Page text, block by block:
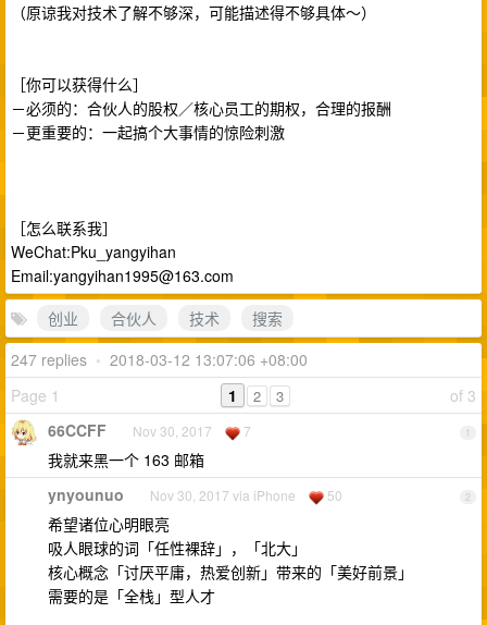
（原谅我对技术了解不够深，可能描述得不够具体～）
［你可以获得什么］
－必须的：合伙人的股权／核心员工的期权，合理的报酬
－更重要的：一起搞个大事情的惊险刺激
［怎么联系我］
WeChat:Pku_yangyihan
Email:yangyihan1995@163.com
创业
合伙人 技术
搜索
247 replies • 2018-03-12 13:07:06 +08:00
Page 1
of 3
1 2 3
1
66CCFF Nov 30, 2017 7
我就来黑一个 163 邮箱
2
ynyounuo Nov 30, 2017 via iPhone 50
希望诸位心明眼亮
吸人眼球的词「任性裸辞」，「北大」
核心概念「讨厌平庸，热爱创新」带来的「美好前景」
需要的是「全栈」型人才